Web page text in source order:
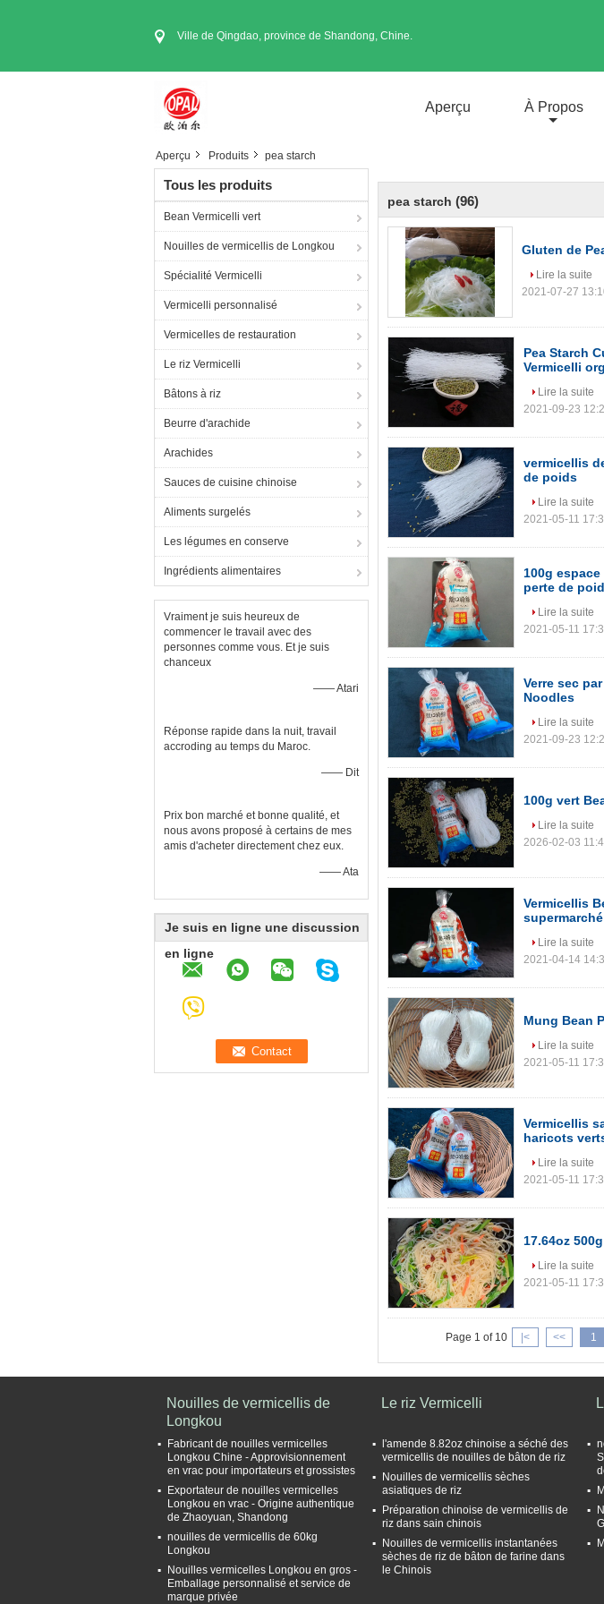
Ville de Qingdao, province de Shandong, Chine.
Aperçu À Propos
Aperçu Produits pea starch
Tous les produits
Bean Vermicelli vert
Nouilles de vermicellis de Longkou
Spécialité Vermicelli
Vermicelli personnalisé
Vermicelles de restauration
Le riz Vermicelli
Bâtons à riz
Beurre d'arachide
Arachides
Sauces de cuisine chinoise
Aliments surgelés
Les légumes en conserve
Ingrédients alimentaires
Vraiment je suis heureux de
commencer le travail avec des
personnes comme vous. Et je suis
chanceux
—— Atari
Réponse rapide dans la nuit, travail
accroding au temps du Maroc.
—— Dit
Prix ​​bon marché et bonne qualité, et
nous avons proposé à certains de mes
amis d'acheter directement chez eux.
—— Ata
Je suis en ligne une discussion
en ligne
pea starch (96)
Gluten de
Lire la suite
2021-07-27
Pea Starch
Vermicelli
Lire la suite
2021-09-23
vermicellis
de poids
Lire la suite
2021-05-11
100g
perte de
Lire la suite
2021-05-11
Verre sec
Noodles
Lire la suite
2021-09-23
100g vert
Lire la suite
2026-02-03
Vermicellis
supermarché
Lire la suite
2021-04-14
Mung Bean
Lire la suite
2021-05-11
Vermicellis
haricots
Lire la suite
2021-05-11
17.64oz
Lire la suite
2021-05-11
Page 1 of 10 |< << 1
Nouilles de vermicellis de
Longkou
Fabricant de nouilles vermicelles
Longkou Chine - Approvisionnement
en vrac pour importateurs et grossistes
Exportateur de nouilles vermicelles
Longkou en vrac - Origine authentique
de Zhaoyuan, Shandong
nouilles de vermicellis de 60kg
Longkou
Nouilles vermicelles Longkou en gros -
Emballage personnalisé et service de
marque privée
Le riz Vermicelli
l'amende 8.82oz chinoise a séché des
vermicellis de nouilles de bâton de riz
Nouilles de vermicellis sèches
asiatiques de riz
Préparation chinoise de vermicellis de
riz dans sain chinois
Nouilles de vermicellis instantanées
sèches de riz de bâton de farine dans
le Chinois